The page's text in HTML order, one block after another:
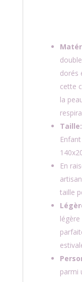
dorés
cette
la
Taille:
En
taille
parmi